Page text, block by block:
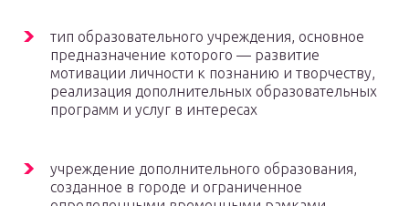
тип образовательного учреждения, основное
предназначение которого — развитие
мотивации личности к познанию и творчеству,
реализация дополнительных образовательных
программ и услуг в интересах
учреждение дополнительного образования,
созданное в городе и ограниченное